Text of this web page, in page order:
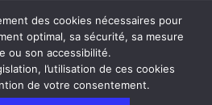
des cookies nécessaires pour
optimal, sa sécurité, sa mesure
ou son accessibilité.
l’utilisation de ces cookies
de votre consentement.